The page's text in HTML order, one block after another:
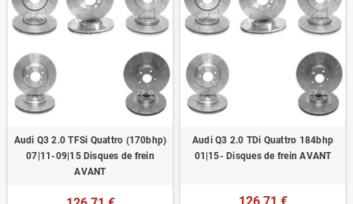
Audi Q3 2.0 TFSi Quattro (170bhp)
07|11-09|15 Disques de frein
AVANT
Audi Q3 2.0 TDi Quattro 184bhp
01|15- Disques de frein AVANT